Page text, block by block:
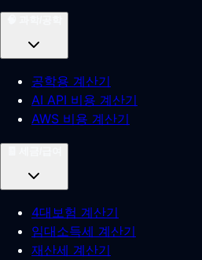
공학용 계산기
AI API 비용 계산기
AWS 비용 계산기
4대보험 계산기
임대소득세 계산기
재산세 계산기